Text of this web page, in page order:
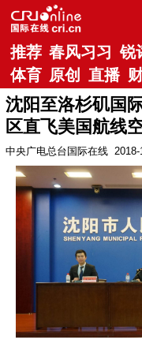
推荐 春风习习 锐
体育 原创 直播
沈阳至洛杉矶国
区直飞美国航线
中央广电总台国际在线